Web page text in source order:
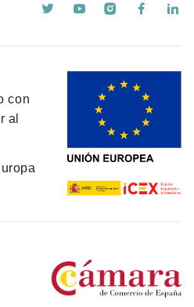
con
al